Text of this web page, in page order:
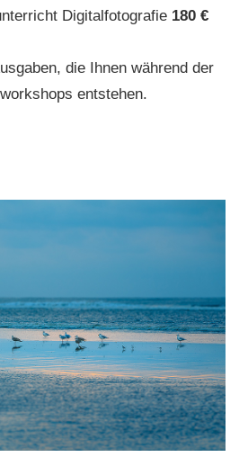
Digitalfotografie 180 €
die Ihnen während der
entstehen.